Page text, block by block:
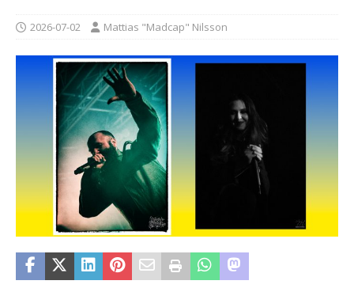
2026-07-02 Mattias "Madcap" Nilsson